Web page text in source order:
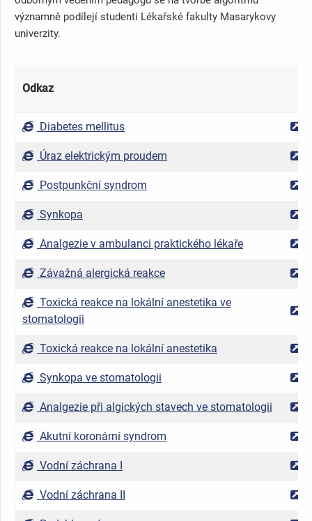
významně podílejí studenti Lékařské fakulty Masarykovy
univerzity.
Odkaz
Diabetes mellitus
Úraz elektrickým proudem
Postpunkční syndrom
Synkopa
Analgezie v ambulanci praktického lékaře
Závažná alergická reakce
Toxická reakce na lokální anestetika ve
stomatologii
Toxická reakce na lokální anestetika
Synkopa ve stomatologii
Analgezie při algických stavech ve stomatologii
Akutní koronární syndrom
Vodní záchrana I
Vodní záchrana II